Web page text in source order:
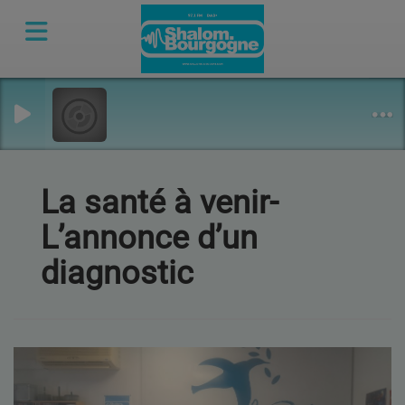
La santé à venir-
L’annonce d’un
diagnostic